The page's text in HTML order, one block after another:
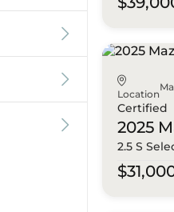
Location
Certified
2025
2.5 S